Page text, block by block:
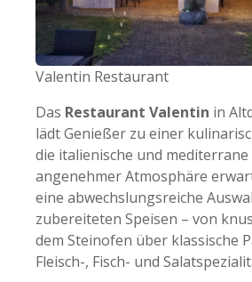
Valentin Restaurant
Das Restaurant Valentin in
lädt Genießer zu einer
die italienische und mediterrane
angenehmer Atmosphäre
eine abwechslungsreiche
zubereiteten Speisen – von
dem Steinofen über klassische
Fleisch-, Fisch- und